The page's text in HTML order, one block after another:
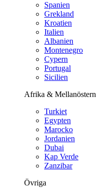
Spanien
Grekland
Kroatien
Italien
Albanien
Montenegro
Cypern
Portugal
Sicilien
Afrika & Mellanöstern
Turkiet
Egypten
Marocko
Jordanien
Dubai
Kap Verde
Zanzibar
Övriga